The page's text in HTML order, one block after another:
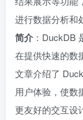
进行数据分析和
简介 ：DuckDB
在提供快速的数
文章介绍了
用户体验，使数
更友好的交互设